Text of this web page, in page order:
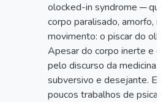
olocked-in syndrome ─
corpo paralisado, amorfo,
movimento: o piscar do
Apesar do corpo inerte e
pelo discurso da medicina,
subversivo e desejante.
poucos trabalhos de